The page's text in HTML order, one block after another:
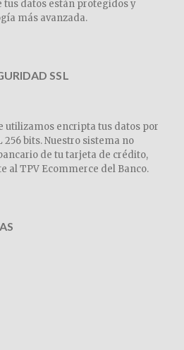
tus datos están protegidos y
más avanzada.
SSL
utilizamos encripta tus datos por
bits. Nuestro sistema no
de tu tarjeta de crédito,
al TPV Ecommerce del Banco.